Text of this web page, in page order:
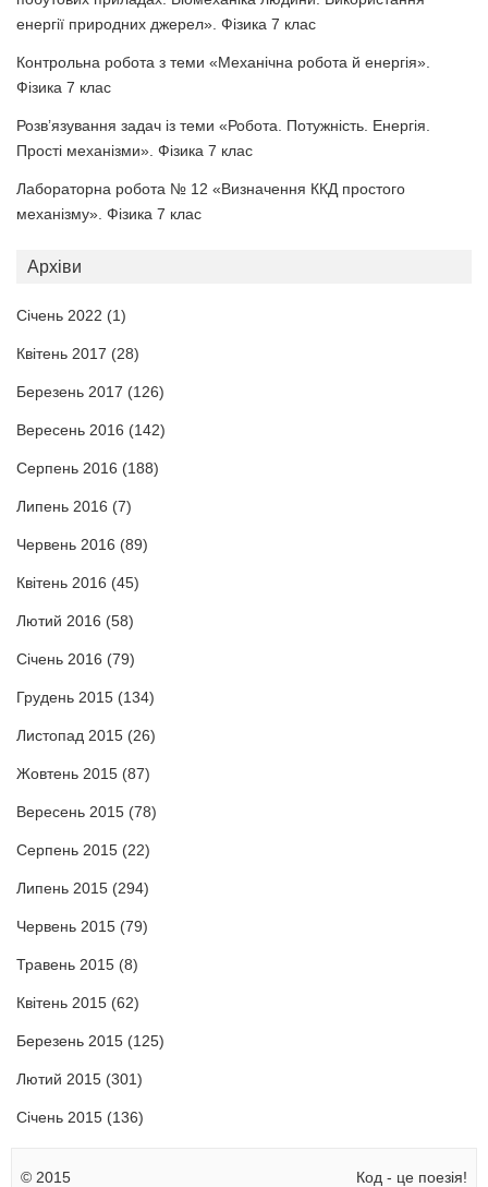
енергії природних джерел». Фізика 7 клас
Контрольна робота з теми «Механічна робота й енергія».
Фізика 7 клас
Розв’язування задач із теми «Робота. Потужність. Енергія.
Прості механізми». Фізика 7 клас
Лабораторна робота № 12 «Визначення ККД простого
механізму». Фізика 7 клас
Архіви
Січень 2022 (1)
Квітень 2017 (28)
Березень 2017 (126)
Вересень 2016 (142)
Серпень 2016 (188)
Липень 2016 (7)
Червень 2016 (89)
Квітень 2016 (45)
Лютий 2016 (58)
Січень 2016 (79)
Грудень 2015 (134)
Листопад 2015 (26)
Жовтень 2015 (87)
Вересень 2015 (78)
Серпень 2015 (22)
Липень 2015 (294)
Червень 2015 (79)
Травень 2015 (8)
Квітень 2015 (62)
Березень 2015 (125)
Лютий 2015 (301)
Січень 2015 (136)
© 2015 Код - це поезія!